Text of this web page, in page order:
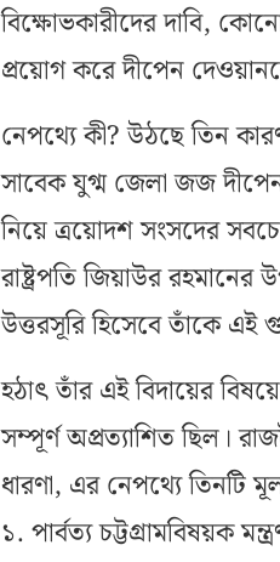
বিক্ষোভকারীদের দাবি,
প্রয়োগ করে দীপেন
নেপথ্যে কী? উঠছে তিন
সাবেক যুগ্ম জেলা জজ
নিয়ে ত্রয়োদশ সংসদের
রাষ্ট্রপতি জিয়াউর
উত্তরসূরি হিসেবে তাঁকে এই
হঠাৎ তাঁর এই বিদায়ের
সম্পূর্ণ অপ্রত্যাশিত ছিল।
ধারণা, এর নেপথ্যে তিনটি
১. পার্বত্য চট্টগ্রামবিষয়ক